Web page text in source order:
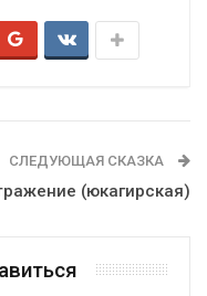
СЛЕДУЮЩАЯ СКАЗКА
(юкагирская)